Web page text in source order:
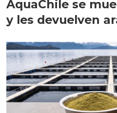
AquaChile se
y les devuelven